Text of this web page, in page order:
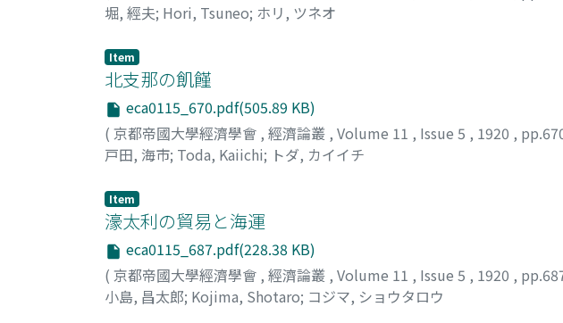
堀, 經夫; Hori, Tsuneo; ホリ, ツネオ
Item
北支那の飢饉
eca0115_670.pdf(505.89 KB)
( 京都帝國大學經濟學會 , 經濟論叢 , Volume 11 , Issue 5 , 1920 ,
戸田, 海市; Toda, Kaiichi; トダ, カイイチ
Item
濠太利の貿易と海運
eca0115_687.pdf(228.38 KB)
( 京都帝國大學經濟學會 , 經濟論叢 , Volume 11 , Issue 5 , 1920 ,
小島, 昌太郎; Kojima, Shotaro; コジマ, ショウタロウ